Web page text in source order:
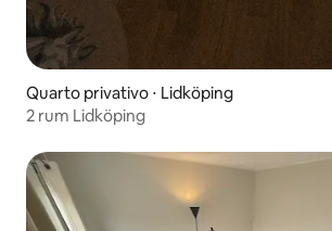
Quarto privativo ⋅ Lidköping
2 rum Lidköping